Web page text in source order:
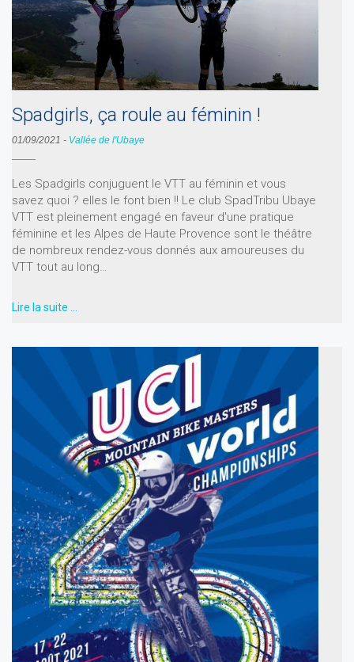
Spadgirls, ça roule au féminin !
01/09/2021 - Vallée de l'Ubaye
Les Spadgirls conjuguent le VTT au féminin et vous
savez quoi ? elles le font bien !! Le club SpadTribu Ubaye
VTT est pleinement engagé en faveur d'une pratique
féminine et les Alpes de Haute Provence sont le théâtre
de nombreux rendez-vous donnés aux amoureuses du
VTT tout au long…
Lire la suite …